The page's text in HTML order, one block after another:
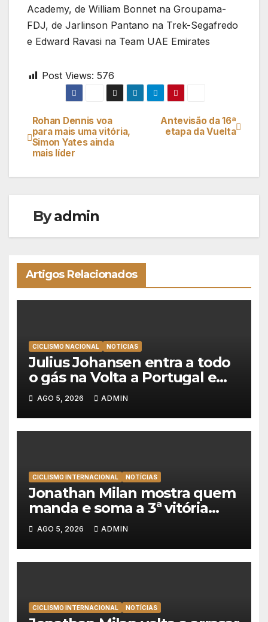
Academy, de William Bonnet na Groupama-
FDJ, de Jarlinson Pantano na Trek-Segafredo
e Edward Ravasi na Team UAE Emirates
Post Views: 576
Navegação
de
artigos
Antevisão da 16ª
etapa da Vuelta
Rohan Dennis voa
para mais uma vitória,
Simon Yates ainda
mais líder
Byadmin
Artigos Relacionados
CICLISMO NACIONAL NOTÍCIAS
Julius Johansen entra a todo
o gás na Volta a Portugal e
lidera dobradinha da UAE
Team Emirates em Lisboa
AGO 5, 2026 ADMIN
CICLISMO INTERNACIONAL NOTÍCIAS
Jonathan Milan mostra quem
manda e soma a 3ª vitória
consecutiva na Volta a
Polónia
AGO 5, 2026 ADMIN
CICLISMO INTERNACIONAL NOTÍCIAS